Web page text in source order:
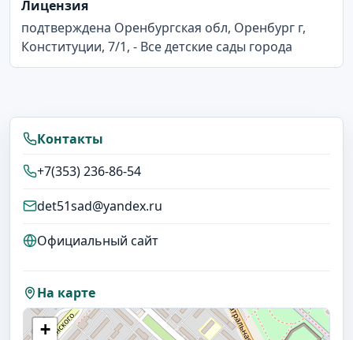
Лицензия
подтверждена Оренбургская обл, Оренбург г,
Конституции, 7/1, - Все детские сады города
Контакты
+7(353) 236-86-54
det51sad@yandex.ru
Официальный сайт
На карте
+